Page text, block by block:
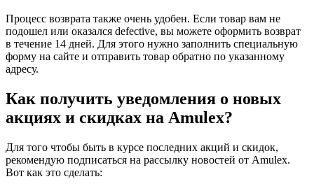
Процесс возврата также очень удобен. Если товар вам не
подошел или оказался defective, вы можете оформить возврат
в течение 14 дней. Для этого нужно заполнить специальную
форму на сайте и отправить товар обратно по указанному
адресу.
Как получить уведомления о новых
акциях и скидках на Amulex?
Для того чтобы быть в курсе последних акций и скидок,
рекомендую подписаться на рассылку новостей от Amulex.
Вот как это сделать: